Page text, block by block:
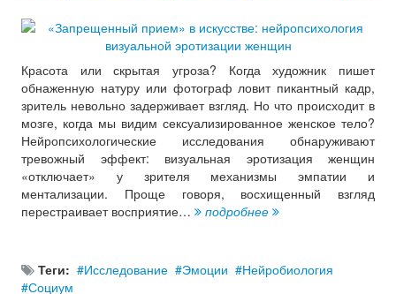
Красота или скрытая угроза? Когда художник пишет
обнаженную натуру или фотограф ловит пикантный кадр,
зритель невольно задерживает взгляд. Но что происходит в
мозге, когда мы видим сексуализированное женское тело?
Нейропсихологические исследования обнаруживают
тревожный эффект: визуальная эротизация женщин
«отключает» у зрителя механизмы эмпатии и
ментализации. Проще говоря, восхищенный взгляд
перестраивает восприятие…
подробнее
Теги: Исследование Эмоции
Нейробиология
Социум